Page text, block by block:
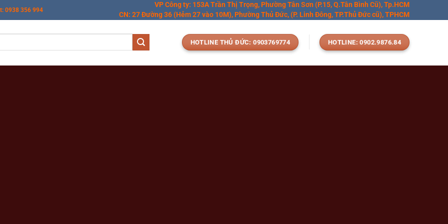
0938 356 994
VP Công ty: 153A Trần Thị Trọng, Phường Tân Sơn (P.15, Q.Tân Bình Cũ), Tp.HCM
CN: 27 Đường 36 (Hẻm 27 vào 10M), Phường Thủ Đức, (P. Linh Đông, TP.Thủ Đức cũ), TPHCM
HOTLINE THỦ ĐỨC: 0903769774 HOTLINE: 0902.9876.84